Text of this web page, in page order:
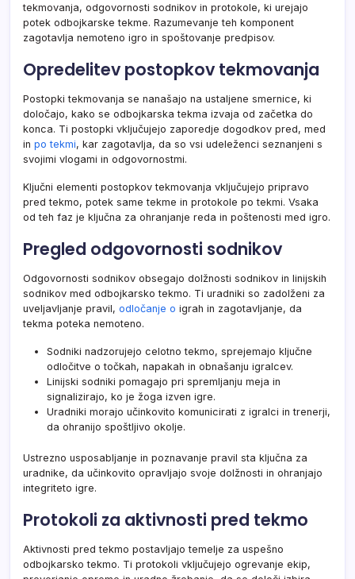
tekmovanja, odgovornosti sodnikov in protokole, ki urejajo
potek odbojkarske tekme. Razumevanje teh komponent
zagotavlja nemoteno igro in spoštovanje predpisov.
Opredelitev postopkov tekmovanja
Postopki tekmovanja se nanašajo na ustaljene smernice, ki
določajo, kako se odbojkarska tekma izvaja od začetka do
konca. Ti postopki vključujejo zaporedje dogodkov pred, med
in po tekmi, kar zagotavlja, da so vsi udeleženci seznanjeni s
svojimi vlogami in odgovornostmi.
Ključni elementi postopkov tekmovanja vključujejo pripravo
pred tekmo, potek same tekme in protokole po tekmi. Vsaka
od teh faz je ključna za ohranjanje reda in poštenosti med igro.
Pregled odgovornosti sodnikov
Odgovornosti sodnikov obsegajo dolžnosti sodnikov in linijskih
sodnikov med odbojkarsko tekmo. Ti uradniki so zadolženi za
uveljavljanje pravil, odločanje o igrah in zagotavljanje, da
tekma poteka nemoteno.
Sodniki nadzorujejo celotno tekmo, sprejemajo ključne
odločitve o točkah, napakah in obnašanju igralcev.
Linijski sodniki pomagajo pri spremljanju meja in
signalizirajo, ko je žoga izven igre.
Uradniki morajo učinkovito komunicirati z igralci in trenerji,
da ohranijo spoštljivo okolje.
Ustrezno usposabljanje in poznavanje pravil sta ključna za
uradnike, da učinkovito opravljajo svoje dolžnosti in ohranjajo
integriteto igre.
Protokoli za aktivnosti pred tekmo
Aktivnosti pred tekmo postavljajo temelje za uspešno
odbojkarsko tekmo. Ti protokoli vključujejo ogrevanje ekip,